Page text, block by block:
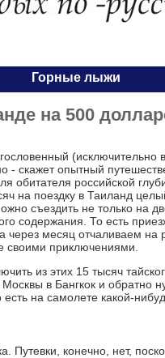
Горные лыжи
на 500
- скажет опытный
обитателя российской
на поездку в Таиланд
съездить не только на
содержания. То есть
через месяц отчаливаем
своими приключениями.
из этих 15 тысяч
в Бангкок и
на самолете какой-
Путевки, конечно, нет,